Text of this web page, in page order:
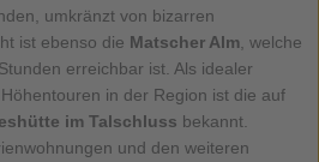
umkränzt von bizarren
ist ebenso die Matscher Alm, welche
erreichbar ist. Als idealer
in der Region ist die auf
im Talschluss bekannt.
und den weiteren